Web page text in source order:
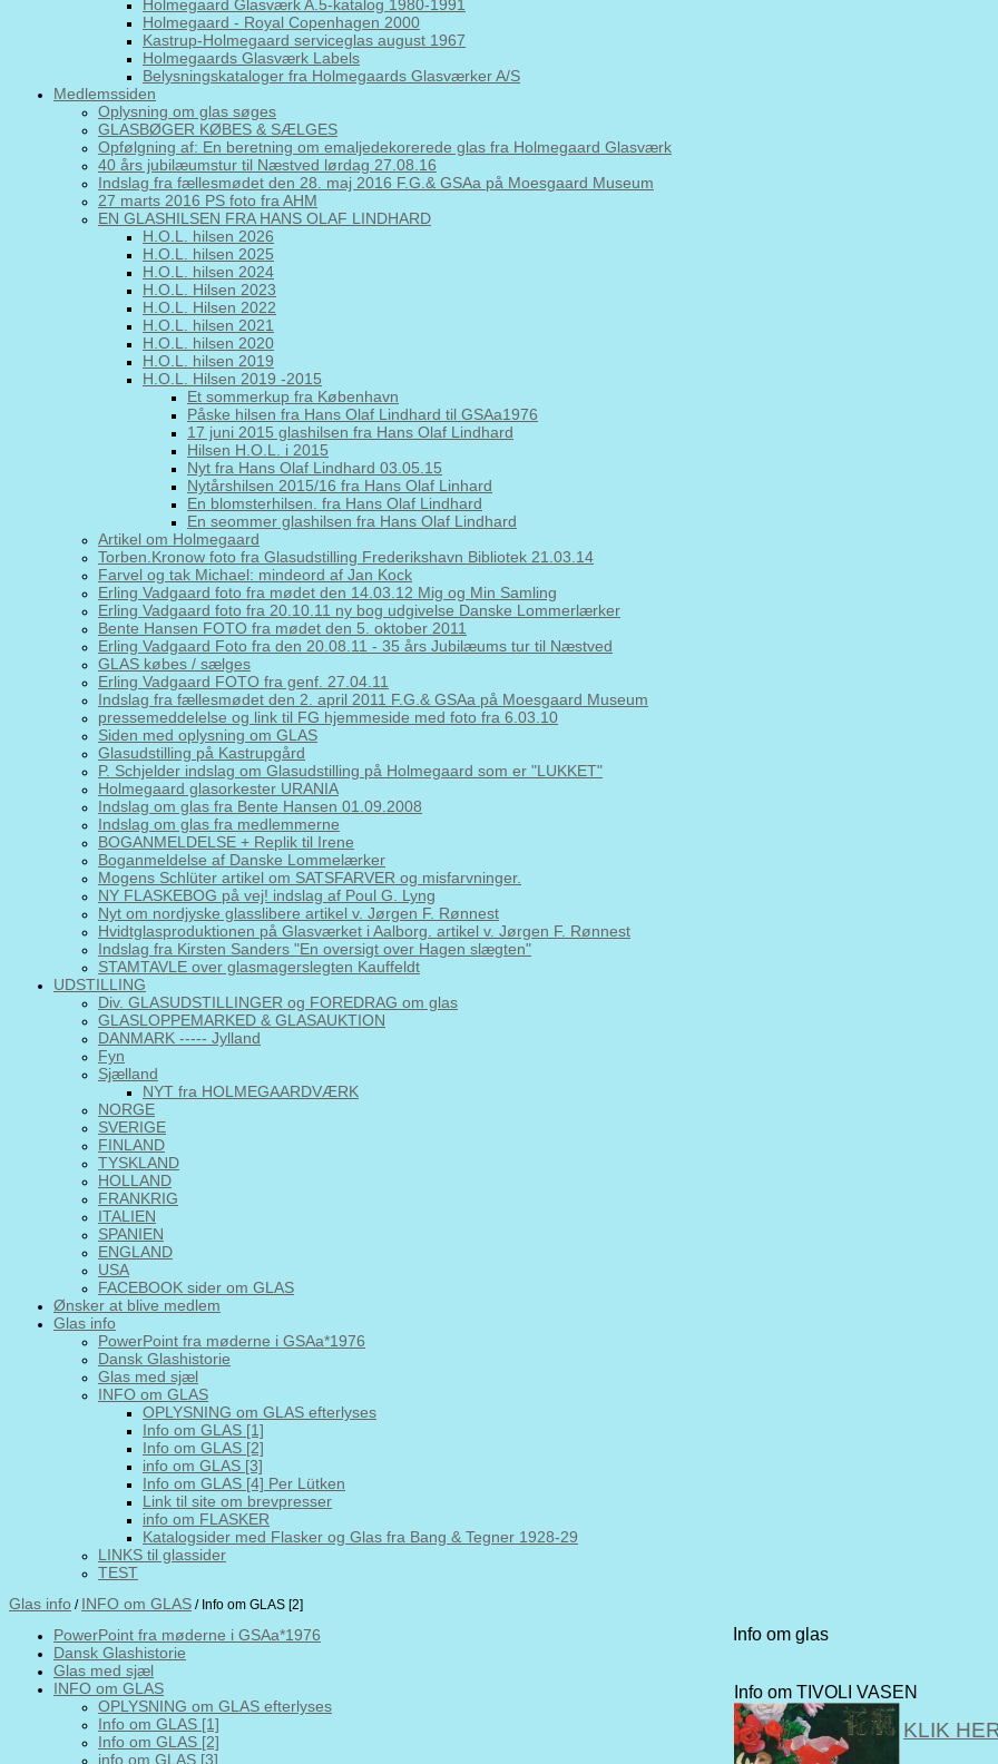
Holmegaard Glasværk A.5-katalog 1980-1991
Holmegaard - Royal Copenhagen 2000
Kastrup-Holmegaard serviceglas august 1967
Holmegaards Glasværk Labels
Belysningskataloger fra Holmegaards Glasværker A/S
Medlemssiden
Oplysning om glas søges
GLASBØGER KØBES & SÆLGES
Opfølgning af: En beretning om emaljedekorerede glas fra Holmegaard Glasværk
40 års jubilæumstur til Næstved lørdag 27.08.16
Indslag fra fællesmødet den 28. maj 2016 F.G.& GSAa på Moesgaard Museum
27 marts 2016 PS foto fra AHM
EN GLASHILSEN FRA HANS OLAF LINDHARD
H.O.L. hilsen 2026
H.O.L. hilsen 2025
H.O.L. hilsen 2024
H.O.L. Hilsen 2023
H.O.L. Hilsen 2022
H.O.L. hilsen 2021
H.O.L. hilsen 2020
H.O.L. hilsen 2019
H.O.L. Hilsen 2019 -2015
Et sommerkup fra København
Påske hilsen fra Hans Olaf Lindhard til GSAa1976
17 juni 2015 glashilsen fra Hans Olaf Lindhard
Hilsen H.O.L. i 2015
Nyt fra Hans Olaf Lindhard 03.05.15
Nytårshilsen 2015/16 fra Hans Olaf Linhard
En blomsterhilsen. fra Hans Olaf Lindhard
En seommer glashilsen fra Hans Olaf Lindhard
Artikel om Holmegaard
Torben.Kronow foto fra Glasudstilling Frederikshavn Bibliotek 21.03.14
Farvel og tak Michael: mindeord af Jan Kock
Erling Vadgaard foto fra mødet den 14.03.12 Mig og Min Samling
Erling Vadgaard foto fra 20.10.11 ny bog udgivelse Danske Lommerlærker
Bente Hansen FOTO fra mødet den 5. oktober 2011
Erling Vadgaard Foto fra den 20.08.11 - 35 års Jubilæums tur til Næstved
GLAS købes / sælges
Erling Vadgaard FOTO fra genf. 27.04.11
Indslag fra fællesmødet den 2. april 2011 F.G.& GSAa på Moesgaard Museum
pressemeddelelse og link til FG hjemmeside med foto fra 6.03.10
Siden med oplysning om GLAS
Glasudstilling på Kastrupgård
P. Schjelder indslag om Glasudstilling på Holmegaard som er "LUKKET"
Holmegaard glasorkester URANIA
Indslag om glas fra Bente Hansen 01.09.2008
Indslag om glas fra medlemmerne
BOGANMELDELSE + Replik til Irene
Boganmeldelse af Danske Lommelærker
Mogens Schlüter artikel om SATSFARVER og misfarvninger.
NY FLASKEBOG på vej! indslag af Poul G. Lyng
Nyt om nordjyske glasslibere artikel v. Jørgen F. Rønnest
Hvidtglasproduktionen på Glasværket i Aalborg. artikel v. Jørgen F. Rønnest
Indslag fra Kirsten Sanders "En oversigt over Hagen slægten"
STAMTAVLE over glasmagerslegten Kauffeldt
UDSTILLING
Div. GLASUDSTILLINGER og FOREDRAG om glas
GLASLOPPEMARKED & GLASAUKTION
DANMARK ----- Jylland
Fyn
Sjælland
NYT fra HOLMEGAARDVÆRK
NORGE
SVERIGE
FINLAND
TYSKLAND
HOLLAND
FRANKRIG
ITALIEN
SPANIEN
ENGLAND
USA
FACEBOOK sider om GLAS
Ønsker at blive medlem
Glas info
PowerPoint fra møderne i GSAa*1976
Dansk Glashistorie
Glas med sjæl
INFO om GLAS
OPLYSNING om GLAS efterlyses
Info om GLAS [1]
Info om GLAS [2]
info om GLAS [3]
Info om GLAS [4] Per Lütken
Link til site om brevpresser
info om FLASKER
Katalogsider med Flasker og Glas fra Bang & Tegner 1928-29
LINKS til glassider
TEST
Glas info / INFO om GLAS / Info om GLAS [2]
PowerPoint fra møderne i GSAa*1976
Dansk Glashistorie
Glas med sjæl
INFO om GLAS
OPLYSNING om GLAS efterlyses
Info om GLAS [1]
Info om GLAS [2]
info om GLAS [3]
Info om glas
Info om TIVOLI VASEN
KLIK